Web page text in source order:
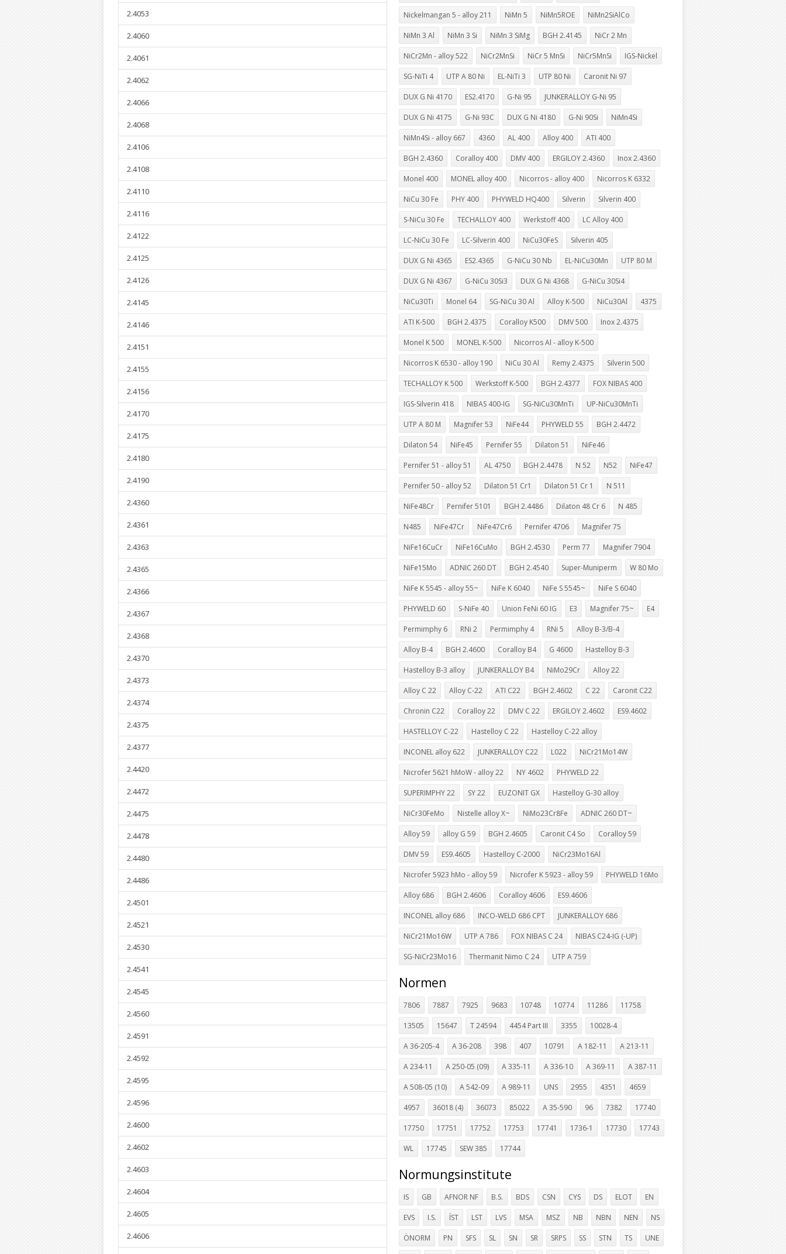
2.4053
2.4060
2.4061
2.4062
2.4066
2.4068
2.4106
2.4108
2.4110
2.4116
2.4122
2.4125
2.4126
2.4145
2.4146
2.4151
2.4155
2.4156
2.4170
2.4175
2.4180
2.4190
2.4360
2.4361
2.4363
2.4365
2.4366
2.4367
2.4368
2.4370
2.4373
2.4374
2.4375
2.4377
2.4420
2.4472
2.4475
2.4478
2.4480
2.4486
2.4501
2.4521
2.4530
2.4541
2.4545
2.4560
2.4591
2.4592
2.4595
2.4596
2.4600
2.4602
2.4603
2.4604
2.4605
2.4606
Nickelmangan 5 - alloy 211 NiMn 5 NiMn5ROE NiMn2SiAlCo
NiMn 3 Al NiMn 3 Si NiMn 3 SiMg BGH 2.4145 NiCr 2 Mn
NiCr2Mn - alloy 522 NiCr2MnSi NiCr 5 MnSi NiCr5MnSi IGS-Nickel
SG-NiTi 4 UTP A 80 Ni EL-NiTi 3 UTP 80 Ni Caronit Ni 97
DUX G Ni 4170 ES2.4170 G-Ni 95 JUNKERALLOY G-Ni 95
DUX G Ni 4175 G-Ni 93C DUX G Ni 4180 G-Ni 90Si NiMn4Si
NiMn4Si - alloy 667 4360 AL 400 Alloy 400 ATI 400
BGH 2.4360 Coralloy 400 DMV 400 ERGILOY 2.4360 Inox 2.4360
Monel 400 MONEL alloy 400 Nicorros - alloy 400 Nicorros K 6332
NiCu 30 Fe PHY 400 PHYWELD HQ400 Silverin Silverin 400
S-NiCu 30 Fe TECHALLOY 400 Werkstoff 400 LC Alloy 400
LC-NiCu 30 Fe LC-Silverin 400 NiCu30FeS Silverin 405
DUX G Ni 4365 ES2.4365 G-NiCu 30 Nb EL-NiCu30Mn UTP 80 M
DUX G Ni 4367 G-NiCu 30Si3 DUX G Ni 4368 G-NiCu 30Si4
NiCu30Ti Monel 64 SG-NiCu 30 Al Alloy K-500 NiCu30Al 4375
ATI K-500 BGH 2.4375 Coralloy K500 DMV 500 Inox 2.4375
Monel K 500 MONEL K-500 Nicorros Al - alloy K-500
Nicorros K 6530 - alloy 190 NiCu 30 Al Remy 2.4375 Silverin 500
TECHALLOY K 500 Werkstoff K-500 BGH 2.4377 FOX NIBAS 400
IGS-Silverin 418 NIBAS 400-IG SG-NiCu30MnTi UP-NiCu30MnTi
UTP A 80 M Magnifer 53 NiFe44 PHYWELD 55 BGH 2.4472
Dilaton 54 NiFe45 Pernifer 55 Dilaton 51 NiFe46
Pernifer 51 - alloy 51 AL 4750 BGH 2.4478 N 52 N52 NiFe47
Pernifer 50 - alloy 52 Dilaton 51 Cr1 Dilaton 51 Cr 1 N 511
NiFe48Cr Pernifer 5101 BGH 2.4486 Dilaton 48 Cr 6 N 485
N485 NiFe47Cr NiFe47Cr6 Pernifer 4706 Magnifer 75
NiFe16CuCr NiFe16CuMo BGH 2.4530 Perm 77 Magnifer 7904
NiFe15Mo ADNIC 260 DT BGH 2.4540 Super-Muniperm W 80 Mo
NiFe K 5545 - alloy 55~ NiFe K 6040 NiFe S 5545~ NiFe S 6040
PHYWELD 60 S-NiFe 40 Union FeNi 60 IG E3 Magnifer 75~ E4
Permimphy 6 RNi 2 Permimphy 4 RNi 5 Alloy B-3/B-4
Alloy B-4 BGH 2.4600 Coralloy B4 G 4600 Hastelloy B-3
Hastelloy B-3 alloy JUNKERALLOY B4 NiMo29Cr Alloy 22
Alloy C 22 Alloy C-22 ATI C22 BGH 2.4602 C 22 Caronit C22
Chronin C22 Coralloy 22 DMV C 22 ERGILOY 2.4602 ES9.4602
HASTELLOY C-22 Hastelloy C 22 Hastelloy C-22 alloy
INCONEL alloy 622 JUNKERALLOY C22 L022 NiCr21Mo14W
Nicrofer 5621 hMoW - alloy 22 NY 4602 PHYWELD 22
SUPERIMPHY 22 SY 22 EUZONIT GX Hastelloy G-30 alloy
NiCr30FeMo Nistelle alloy X~ NiMo23Cr8Fe ADNIC 260 DT~
Alloy 59 alloy G 59 BGH 2.4605 Caronit C4 So Coralloy 59
DMV 59 ES9.4605 Hastelloy C-2000 NiCr23Mo16Al
Nicrofer 5923 hMo - alloy 59 Nicrofer K 5923 - alloy 59 PHYWELD 16Mo
Alloy 686 BGH 2.4606 Coralloy 4606 ES9.4606
INCONEL alloy 686 INCO-WELD 686 CPT JUNKERALLOY 686
NiCr21Mo16W UTP A 786 FOX NIBAS C 24 NIBAS C24-IG (-UP)
SG-NiCr23Mo16 Thermanit Nimo C 24 UTP A 759
Normen
7806 7887 7925 9683 10748 10774 11286 11758
13505 15647 T 24594 4454 Part III 3355 10028-4
A 36-205-4 A 36-208 398 407 10791 A 182-11 A 213-11
A 234-11 A 250-05 (09) A 335-11 A 336-10 A 369-11 A 387-11
A 508-05 (10) A 542-09 A 989-11 UNS 2955 4351 4659
4957 36018 (4) 36073 85022 A 35-590 96 7382 17740
17750 17751 17752 17753 17741 1736-1 17730 17743
WL 17745 SEW 385 17744
Normungsinstitute
IS GB AFNOR NF B.S. BDS CSN CYS DS ELOT EN
EVS I.S. ÍST LST LVS MSA MSZ NB NBN NEN NS
ÖNORM PN SFS SL SN SR SRPS SS STN TS UNE